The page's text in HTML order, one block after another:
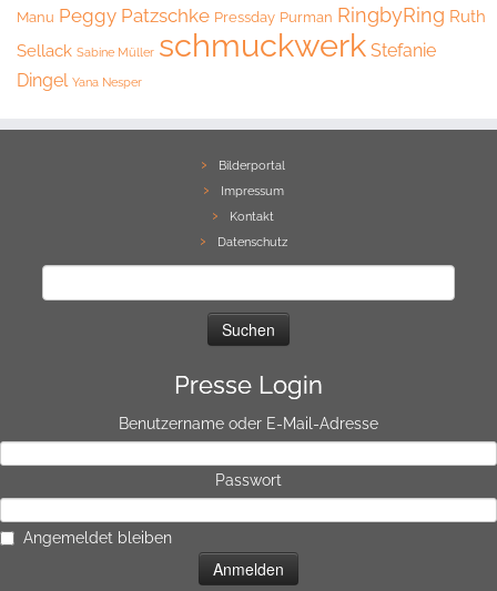
Manu Peggy Patzschke Pressday Purman RingbyRing Ruth
Sellack Sabine Müller schmuckwerk Stefanie
Dingel Yana Nesper
Bilderportal
Impressum
Kontakt
Datenschutz
Presse Login
Benutzername oder E-Mail-Adresse
Passwort
Angemeldet bleiben